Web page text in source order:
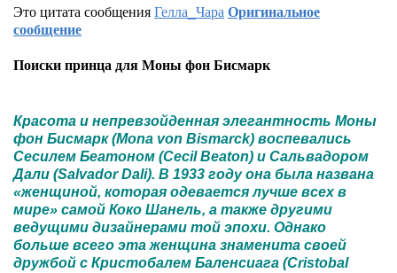
Это цитата сообщенияГелла_ЧараОригинальное
сообщение
Поиски принца для Моны фон Бисмарк
Красота и непревзойденная элегантность Моны
фон Бисмарк (Mona von Bismarck) воспевались
Сесилем Беатоном (Cecil Beaton) и Сальвадором
Дали (Salvador Dali). В 1933 году она была названа
«женщиной, которая одевается лучше всех в
мире» самой Коко Шанель, а также другими
ведущими дизайнерами той эпохи. Однако
больше всего эта женщина знаменита своей
дружбой с Кристобалем Баленсиага (Cristobal